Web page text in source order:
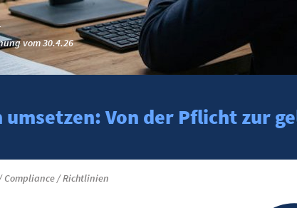
vom 30.4.26
Von der Pflicht zur
Compliance / Richtlinien